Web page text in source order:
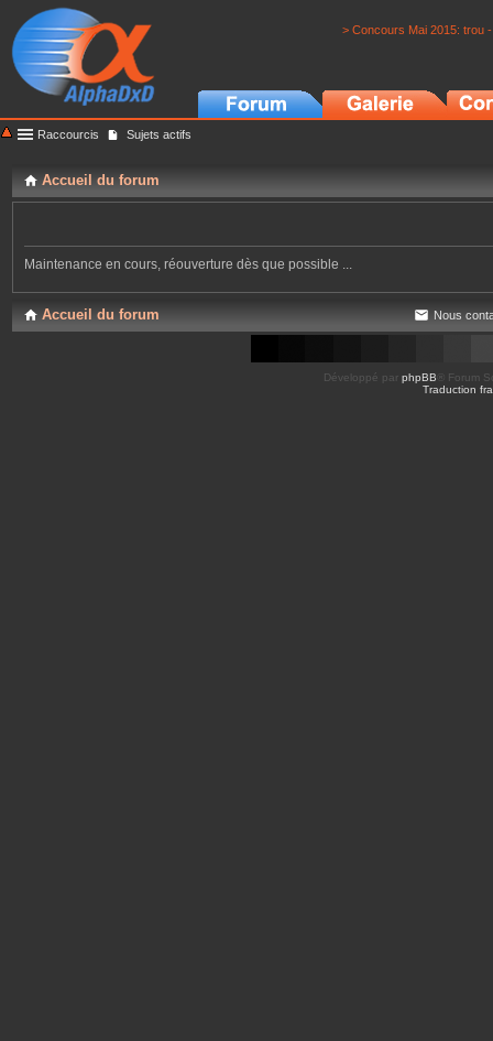
> Concours Mai 2015: trou
Raccourcis Sujets actifs
Accueil du forum
Maintenance en cours, réouverture dès que possible ...
Accueil du forum Nous
Développé par phpBB ® Forum
Traduction